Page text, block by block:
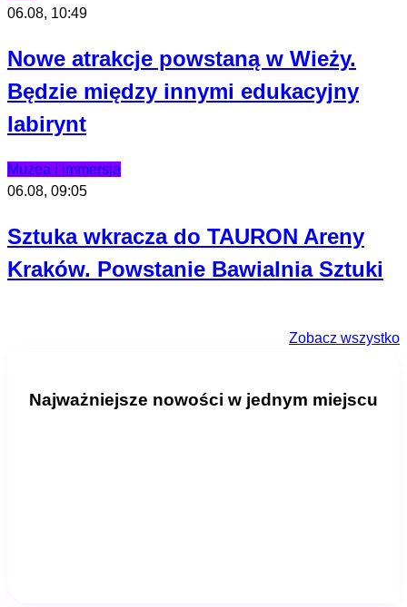
06.08, 10:49
Nowe atrakcje powstaną w Wieży.
Będzie między innymi edukacyjny
labirynt
Muzea i immersja
06.08, 09:05
Sztuka wkracza do TAURON Areny
Kraków. Powstanie Bawialnia Sztuki
Zobacz wszystko
Najważniejsze nowości w jednym miejscu